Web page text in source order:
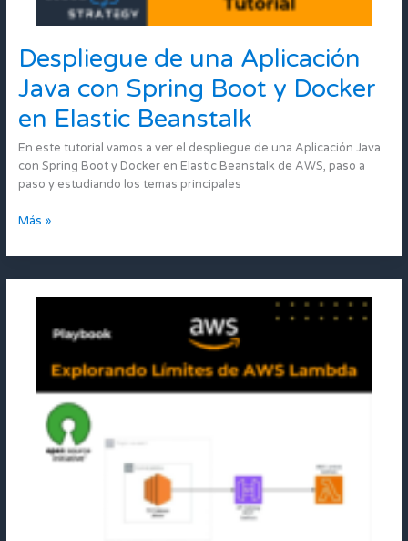
Despliegue de una Aplicación
Java con Spring Boot y Docker
en Elastic Beanstalk
En este tutorial vamos a ver el despliegue de una Aplicación Java
con Spring Boot y Docker en Elastic Beanstalk de AWS, paso a
paso y estudiando los temas principales
Despliegue
de
una
Aplicación
Java
con
Spring
Boot
Docker
Más »